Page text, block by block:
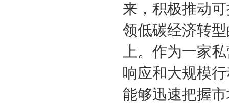
来，积极推动
领低碳经济转
上。作为一家
响应和大规模
能够迅速把握